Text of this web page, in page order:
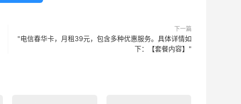
下一篇
"电信春华卡，月租39元，包含多种优惠服务。具体详情如
下：【套餐内容】"